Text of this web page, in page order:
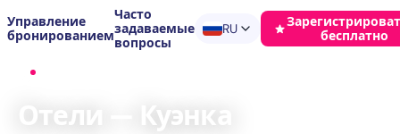
Управление
бронированием
Часто
задаваемые
вопросы
RU
бесплатно
Отели — Куэнка